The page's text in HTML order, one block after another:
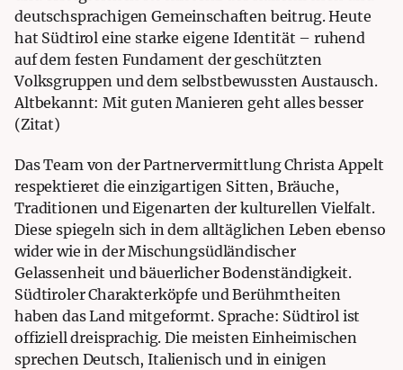
deutschsprachigen Gemeinschaften beitrug. Heute
hat Südtirol eine starkeeigene Identität – ruhend
auf dem festen Fundament der geschützten
Volksgruppen und dem selbstbewussten Austausch.
Altbekannt: Mit guten Manieren geht alles besser
(Zitat)
Das Team von der Partnervermittlung Christa Appelt
respektieret die einzigartigen Sitten, Bräuche,
Traditionen und Eigenarten der kulturellen Vielfalt.
Diese spiegeln sich in dem alltäglichen Leben ebenso
wider wie in der Mischungsüdländischer
Gelassenheit und bäuerlicher Bodenständigkeit.
Südtiroler Charakterköpfe und Berühmtheiten
haben das Land mitgeformt. Sprache: Südtirol ist
offiziell dreisprachig. Die meisten Einheimischen
sprechen Deutsch, Italienisch und in einigen